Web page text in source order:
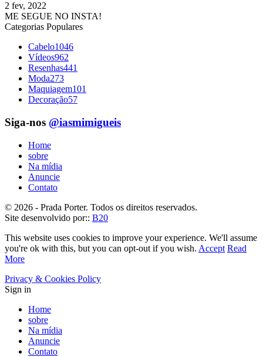
2 fev, 2022
ME SEGUE NO INSTA!
Categorias Populares
Cabelo1046
Vídeos962
Resenhas441
Moda273
Maquiagem101
Decoração57
Siga-nos @iasmimigueis
Home
sobre
Na mídia
Anuncie
Contato
© 2026 - Prada Porter. Todos os direitos reservados.
Site desenvolvido por:: B20
This website uses cookies to improve your experience. We'll assume
you're ok with this, but you can opt-out if you wish. Accept Read
More
Privacy & Cookies Policy
Sign in
Home
sobre
Na mídia
Anuncie
Contato